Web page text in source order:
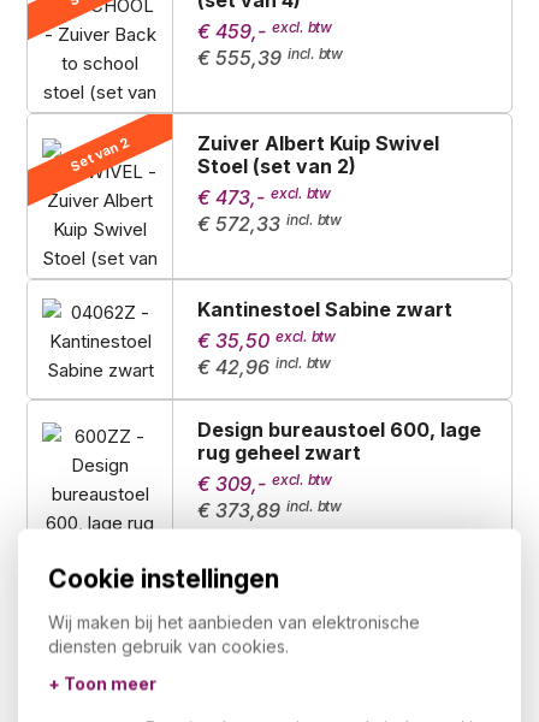
€ 459,-
€ 555,39
Set van 2
Zuiver Albert Kuip Swivel
Stoel (set van 2)
€ 473,-
€ 572,33
Kantinestoel Sabine zwart
€ 35,50
€ 42,96
Design bureaustoel 600, lage
rug geheel zwart
€ 309,-
€ 373,89
Design bureaustoel 601, hoge
rug geheel zwart
€ 329,-
€ 398,09
Cookie instellingen
Wij maken bij het aanbieden van elektronische
diensten gebruik van cookies.
+ Toon meer